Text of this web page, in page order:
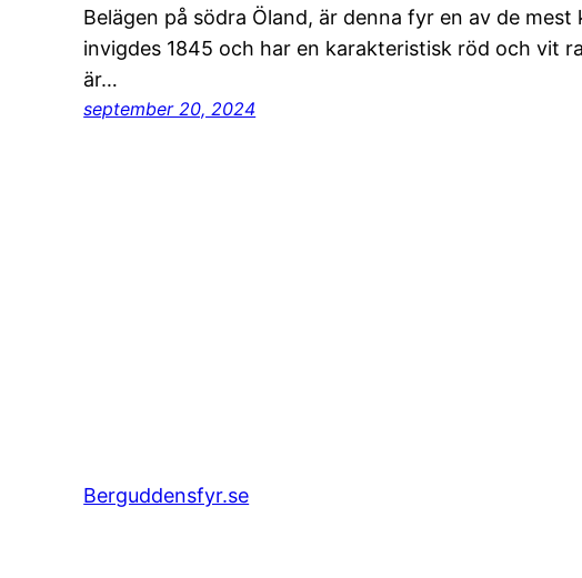
Belägen på södra Öland, är denna fyr en av de mest
invigdes 1845 och har en karakteristisk röd och vit
är…
september 20, 2024
Berguddensfyr.se